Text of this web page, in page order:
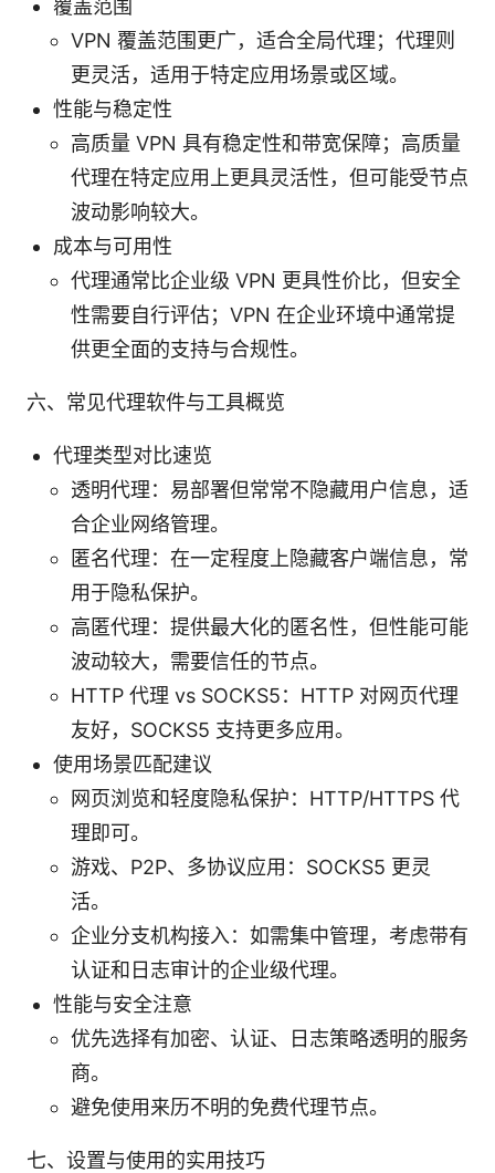
覆盖范围
VPN 覆盖范围更广，适合全局代理；代理则
更灵活，适用于特定应用场景或区域。
性能与稳定性
高质量 VPN 具有稳定性和带宽保障；高质量
代理在特定应用上更具灵活性，但可能受节点
波动影响较大。
成本与可用性
代理通常比企业级 VPN 更具性价比，但安全
性需要自行评估；VPN 在企业环境中通常提
供更全面的支持与合规性。
六、常见代理软件与工具概览
代理类型对比速览
透明代理：易部署但常常不隐藏用户信息，适
合企业网络管理。
匿名代理：在一定程度上隐藏客户端信息，常
用于隐私保护。
高匿代理：提供最大化的匿名性，但性能可能
波动较大，需要信任的节点。
HTTP 代理 vs SOCKS5：HTTP 对网页代理
友好，SOCKS5 支持更多应用。
使用场景匹配建议
网页浏览和轻度隐私保护：HTTP/HTTPS 代
理即可。
游戏、P2P、多协议应用：SOCKS5 更灵
活。
企业分支机构接入：如需集中管理，考虑带有
认证和日志审计的企业级代理。
性能与安全注意
优先选择有加密、认证、日志策略透明的服务
商。
避免使用来历不明的免费代理节点。
七、设置与使用的实用技巧